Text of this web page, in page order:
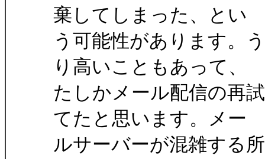
棄してしまった、とい
う可能性があります。
り高いこともあって、
たしかメール配信の再
てたと思います。メー
ルサーバーが混雑する